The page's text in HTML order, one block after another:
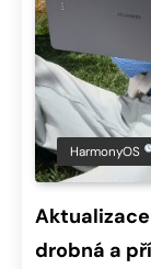
HarmonyOS
Aktualizace
drobná a